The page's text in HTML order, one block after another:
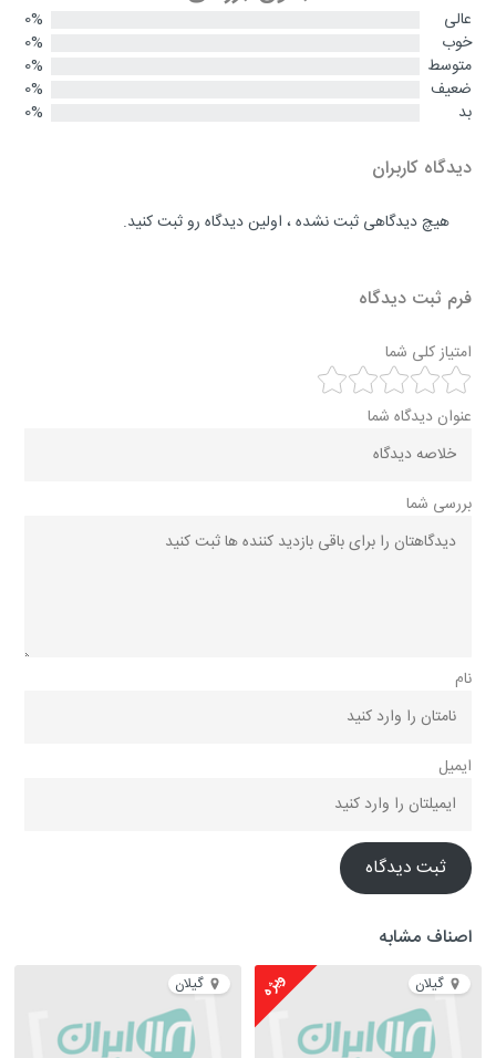
عالی
0%
خوب
0%
متوسط
0%
ضعیف
0%
بد
0%
دیدگاه کاربران
هیچ دیدگاهی ثبت نشده ، اولین دیدگاه رو ثبت کنید.
فرم ثبت دیدگاه
امتیاز کلی شما
عنوان دیدگاه شما
بررسی شما
نام
ایمیل
ثبت دیدگاه
اصناف مشابه
گیلان ویژه گیلان